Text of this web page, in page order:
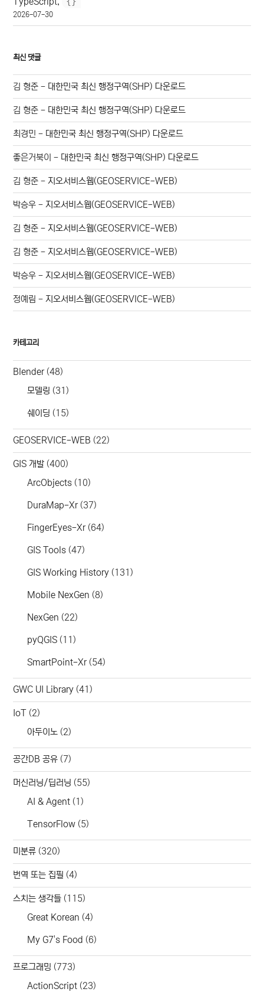
2026-07-30
최신 댓글
김 형준 - 대한민국 최신 행정구역(SHP) 다운로드
김 형준 - 대한민국 최신 행정구역(SHP) 다운로드
최경민 - 대한민국 최신 행정구역(SHP) 다운로드
좋은거북이 - 대한민국 최신 행정구역(SHP) 다운로드
김 형준 -지오서비스웹(GEOSERVICE-WEB)
박승우 -지오서비스웹(GEOSERVICE-WEB)
김 형준 -지오서비스웹(GEOSERVICE-WEB)
김 형준 -지오서비스웹(GEOSERVICE-WEB)
박승우 -지오서비스웹(GEOSERVICE-WEB)
정예림 -지오서비스웹(GEOSERVICE-WEB)
카테고리
Blender(48)
모델링 (31)
쉐이딩 (15)
GEOSERVICE-WEB (22)
GIS 개발 (400)
ArcObjects (10)
DuraMap-Xr(37)
FingerEyes-Xr(64)
GIS Tools (47)
GIS Working History (131)
Mobile NexGen (8)
NexGen (22)
pyQGIS (11)
SmartPoint-Xr(54)
GWC UI Library (41)
IoT (2)
아두이노 (2)
공간DB 공유 (7)
머신러닝/딥러닝 (55)
AI & Agent (1)
TensorFlow (5)
미분류 (320)
번역 또는 집필 (4)
스치는 생각들 (115)
Great Korean (4)
My G7's Food (6)
프로그래밍 (773)
ActionScript (23)